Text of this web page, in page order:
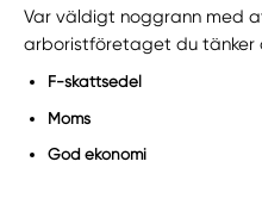
Var väldigt noggrann med
arboristföretaget du tänker
F-skattsedel
Moms
God ekonomi